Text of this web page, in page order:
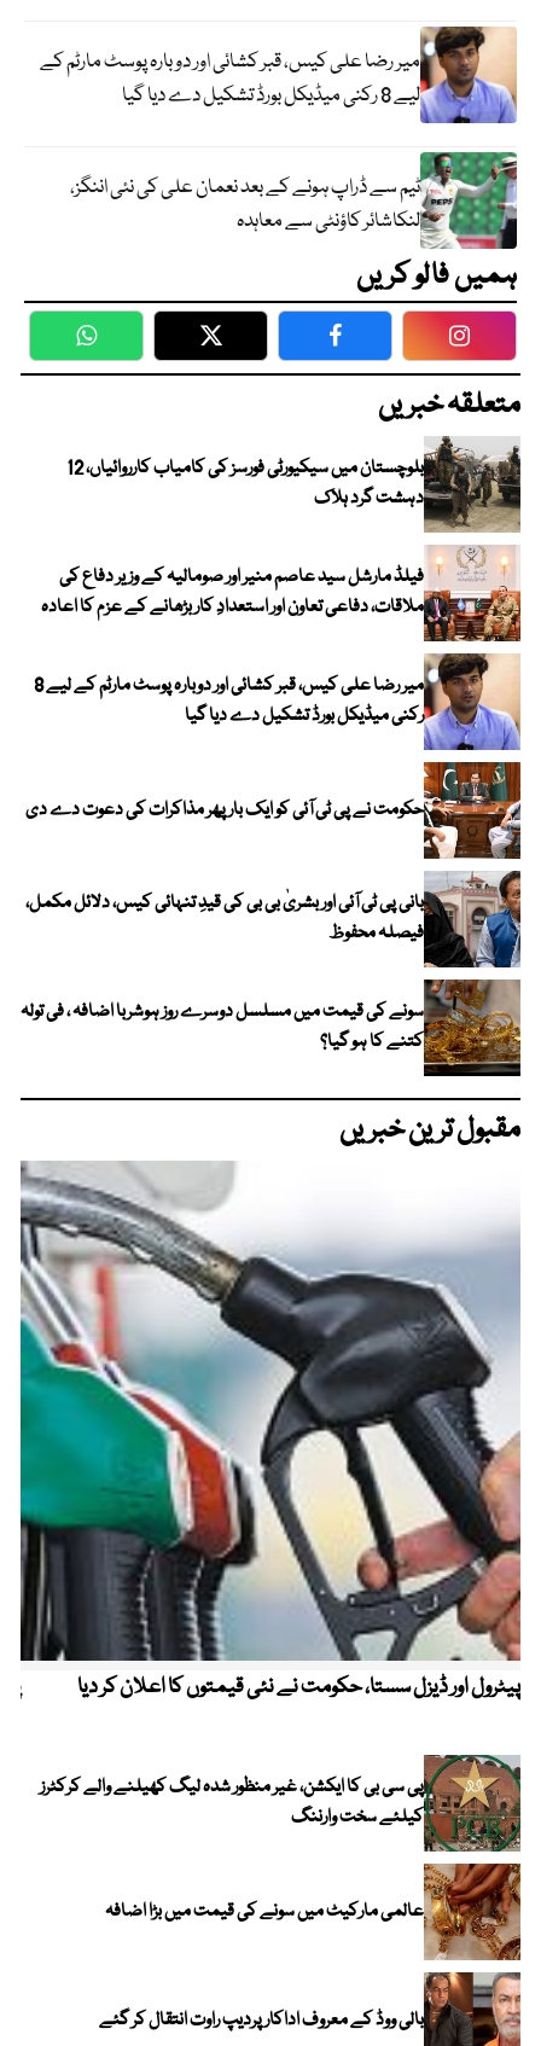
میر رضا علی کیس، قبر کشائی اور دوبارہ پوسٹ مارٹم کے
لیے 8 رکنی میڈیکل بورڈ تشکیل دے دیا گیا
ٹیم سے ڈراپ ہونے کے بعد نعمان علی کی نئی اننگز،
لنکاشائر کاؤنٹی سے معاہدہ
ہمیں فالو کریں
WhatsApp Twitter Facebook
متعلقہ خبریں
بلوچستان میں سیکیورٹی فورسز کی کامیاب کارروائیاں، 12
دہشت گرد ہلاک
فیلڈ مارشل سید عاصم منیر اور صومالیہ کے وزیر دفاع کی
ملاقات، دفاعی تعاون اور استعدادِ کار بڑھانے کے عزم کا اعادہ
میر رضا علی کیس، قبر کشائی اور دوبارہ پوسٹ مارٹم کے لیے 8
رکنی میڈیکل بورڈ تشکیل دے دیا گیا
حکومت نے پی ٹی آئی کو ایک بارپھر مذاکرات کی دعوت دے دی
بانی پی ٹی آئی اور بشریٰ بی بی کی قیدِ تنہائی کیس، دلائل مکمل،
فیصلہ محفوظ
سونے کی قیمت میں مسلسل دوسرے روز ہوشربا اضافہ ، فی تولہ
کتنے کا ہو گیا؟
مقبول ترین خبریں
پیٹرول اور ڈیزل سستا، حکومت نے نئی قیمتوں کا اعلان کر دیا
پی سی بی کا ایکشن، غیر منظور شدہ لیگ کھیلنے والے کرکٹرز
کیلئے سخت وارننگ
عالمی مارکیٹ میں سونے کی قیمت میں بڑا اضافہ
بالی ووڈ کے معروف اداکار پردیپ راوت انتقال کر گئے